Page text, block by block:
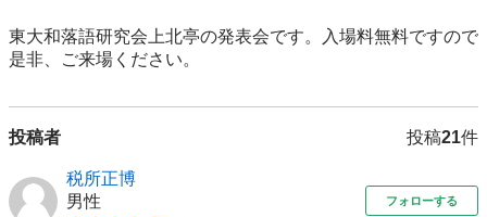
東大和落語研究会上北亭の発表会です。入場料無料ですので
是非、ご来場ください。
投稿者 投稿21件
税所正博
男性
フォローする